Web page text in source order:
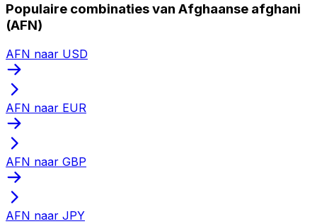
Populaire combinaties van Afghaanse afghani
(AFN)
AFN naar USD
AFN naar EUR
AFN naar GBP
AFN naar JPY